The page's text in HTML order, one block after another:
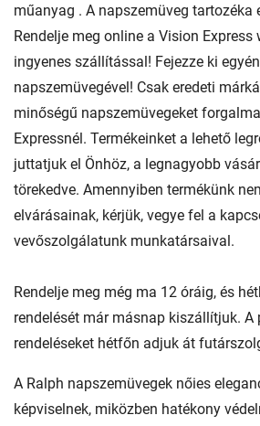
műanyag . A napszemüveg tartozéka
Rendelje meg online a Vision
ingyenes szállítással! Fejezze ki
napszemüvegével! Csak eredeti
minőségű napszemüvegeket
Expressnél. Termékeinket a lehető
juttatjuk el Önhöz, a legnagyobb
törekedve. Amennyiben termékünk
elvárásainak, kérjük, vegye fel a
vevőszolgálatunk munkatársaival.
Rendelje meg még ma 12 óráig, és
rendelését már másnap kiszállítjuk. A
rendeléseket hétfőn adjuk át
A Ralph napszemüvegek nőies
képviselnek, miközben hatékony